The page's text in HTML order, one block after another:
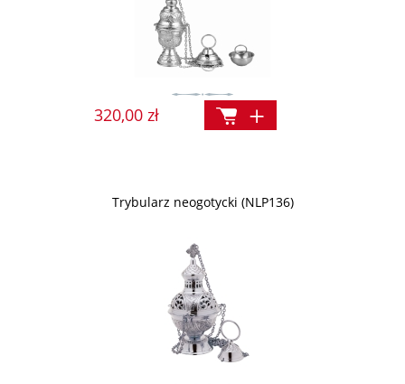
320,00 zł
Trybularz neogotycki (NLP136)